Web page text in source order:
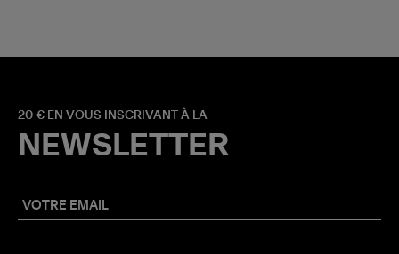
20 € EN VOUS INSCRIVANT À LA
NEWSLETTER